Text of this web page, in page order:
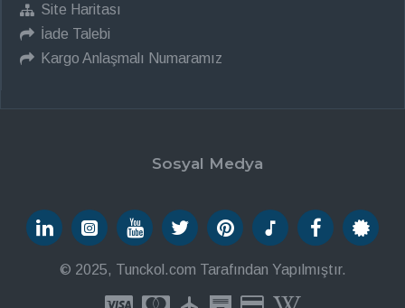
Site Haritası
İade Talebi
Kargo Anlaşmalı Numaramız
Sosyal Medya
© 2025, Tunckol.com Tarafından Yapılmıştır.